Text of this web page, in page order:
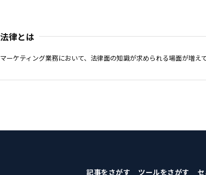
法律とは
マーケティング業務において、法律面の知識が求められる場面が増え
記事をさがす ツールをさがす